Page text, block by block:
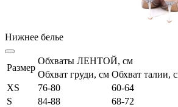
Нижнее белье
Размер
Обхваты ЛЕНТОЙ, см
Обхват груди, см Обхват талии,
XS
76-80 60-64
S
84-88 68-72